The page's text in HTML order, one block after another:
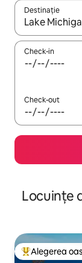
Destinație
Când se
Check-in
Check-out
Locuințe
Locuință din
Alegerea